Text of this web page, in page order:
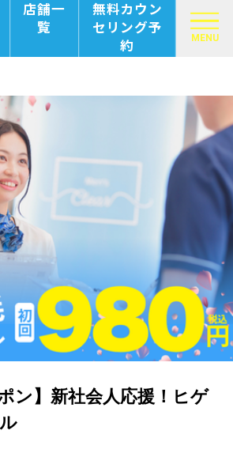
店舗一
覧
無料カウン
セリング予
約
MENU
ン】新社会人応援！ヒゲ